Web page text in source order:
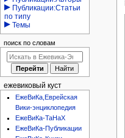
Публикации:Статьи
по типу
Темы
поиск по словам
ежевиковый куст
ЕжеВиКа,Еврейская
Вики-энциклопедия
ЕжеВиКа-ТаНаХ
ЕжеВиКа-Публикации